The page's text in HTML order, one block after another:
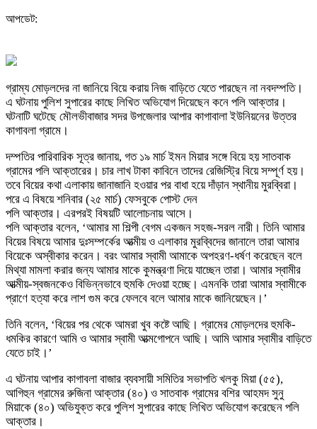
আপডেট:
গ্রাম্য মোড়লদের না জানিয়ে বিয়ে করায় নিজ বাড়িতে যেতে পারছেন না নবদম্পতি।
এ ঘটনায় পুলিশ সুপারের কাছে লিখিত অভিযোগ দিয়েছেন কনে পলি আক্তার।
ঘটনাটি ঘটেছে মৌলভীবাজার সদর উপজেলার আপার কাগাবালা ইউনিয়নের উত্তর
কাগাবলা গ্রামে।
দম্পতির পারিবারিক সূত্র জানায়, গত ১৯ মার্চ ইমন মিয়ার সঙ্গে বিয়ে হয় সাতবাক
গ্রামের পলি আক্তারের। চার লাখ টাকা কাবিনে তাদের রেজিস্ট্রি বিয়ে সম্পূর্ণ হয়।
তবে বিয়ের কথা এলাকায় জানাজানি হওয়ার পর বাধা হয়ে দাঁড়ান স্থানীয় মুরব্বিরা।
পরে এ বিষয়ে শনিবার (২৫ মার্চ) ফেসবুকে পোস্ট দেন
পলি আক্তার। এরপরই বিষয়টি আলোচনায় আসে।
পলি আক্তার বলেন, ‘আমার মা শিল্পী বেগম একজন সহজ-সরল নারী। তিনি আমার
বিয়ের বিষয়ে আমার দুঃসম্পর্কের আত্মীয় ও এলাকার মুরব্বিদের জানালে তারা আমার
বিয়েকে অস্বীকার করেন। বরং আমার স্বামী আমাকে অপহরণ-ধর্ষণ করেছেন বলে
মিথ্যা মামলা করার জন্য আমার মাকে কুমন্ত্রণা দিয়ে যাচ্ছেন তারা। আমার স্বামীর
আত্মীয়-স্বজনকেও বিভিন্নভাবে হুমকি দেওয়া হচ্ছে। এমনকি তারা আমার স্বামীকে
প্রাণে হত্যা করে লাশ গুম করে ফেলবে বলে আমার মাকে জানিয়েছেন।’
তিনি বলেন, ‘বিয়ের পর থেকে আমরা খুব কষ্টে আছি। গ্রামের মোড়লদের হুমকি-
ধমকির কারণে আমি ও আমার স্বামী আত্মগোপনে আছি। আমি আমার স্বামীর বাড়িতে
যেতে চাই।’
এ ঘটনায় আপার কাগাবলা বাজার ব্যবসায়ী সমিতির সভাপতি খলকু মিয়া (৫৫),
আগিহুন গ্রামের রুজিনা আক্তার (৪০) ও সাতবাক গ্রামের বশির আহমদ সুনু
মিয়াকে (৪০) অভিযুক্ত করে পুলিশ সুপারের কাছে লিখিত অভিযোগ করেছেন পলি
আক্তার।